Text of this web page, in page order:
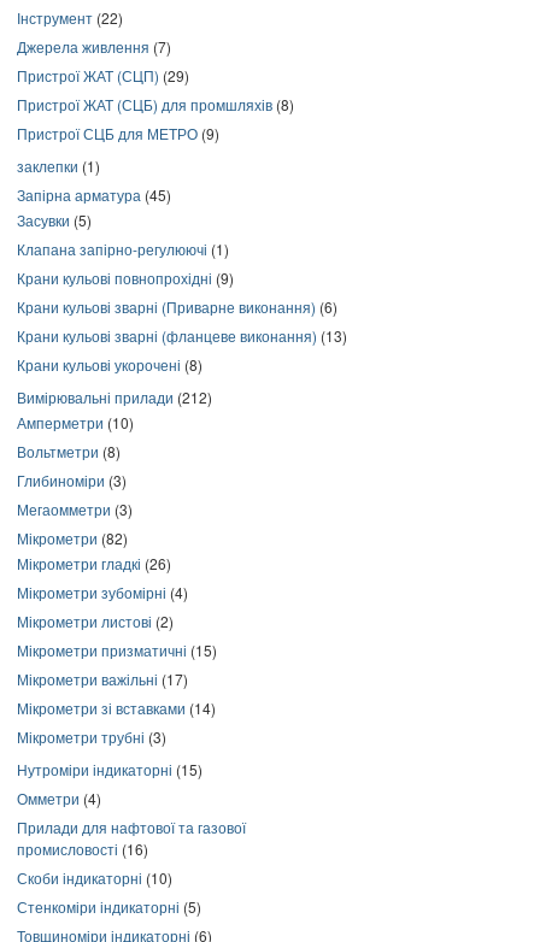
Інструмент (22)
Джерела живлення (7)
Пристрої ЖАТ (СЦП) (29)
Пристрої ЖАТ (СЦБ) для промшляхів (8)
Пристрої СЦБ для МЕТРО (9)
заклепки (1)
Запірна арматура (45)
Засувки (5)
Клапана запірно-регулюючі (1)
Крани кульові повнопрохідні (9)
Крани кульові зварні (Приварне виконання) (6)
Крани кульові зварні (фланцеве виконання) (13)
Крани кульові укорочені (8)
Вимірювальні прилади (212)
Амперметри (10)
Вольтметри (8)
Глибиноміри (3)
Мегаомметри (3)
Мікрометри (82)
Мікрометри гладкі (26)
Мікрометри зубомірні (4)
Мікрометри листові (2)
Мікрометри призматичні (15)
Мікрометри важільні (17)
Мікрометри зі вставками (14)
Мікрометри трубні (3)
Нутроміри індикаторні (15)
Омметри (4)
Прилади для нафтової та газової
промисловості (16)
Скоби індикаторні (10)
Стенкоміри індикаторні (5)
Товщиноміри індикаторні (6)